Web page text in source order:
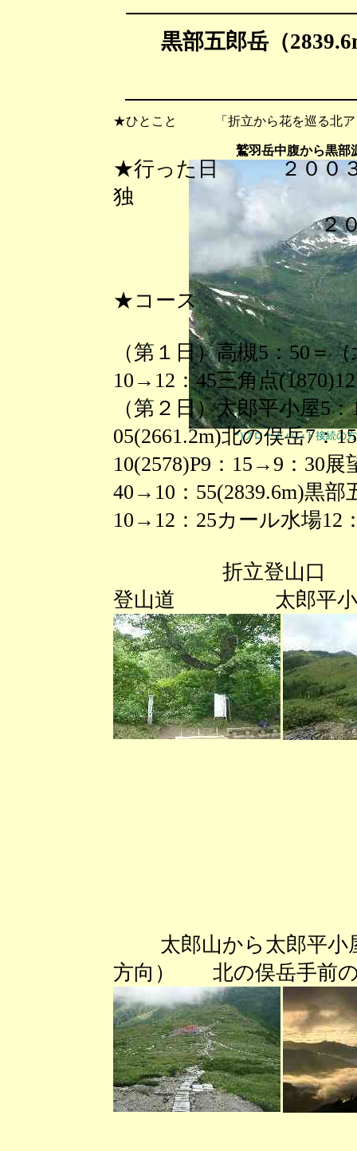
黒部五郎岳（
★ひとこと 「折立から花を巡る北ア（
鷲羽岳中腹から黒部
*)ブロードバンド接続の方は画像をク
★行った日 ２００
独
２００３年
★コース
（第１日）高槻5：50＝
10→12：45三角点
（第２日）太郎平小屋5
05(2661.2m)北の俣岳7：
10(2578)P9：15→9：30
40→10：55(2839.6m)黒
10→12：25カール水場12
折立登山口 太
登山道 太郎平小
太郎山から太郎平小
方向） 北の俣岳手前